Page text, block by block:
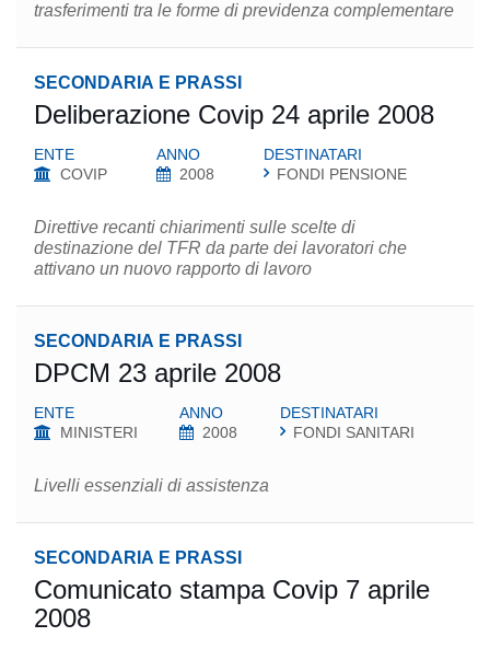
trasferimenti tra le forme di previdenza complementare
SECONDARIA E PRASSI
Deliberazione Covip 24 aprile 2008
ENTE
COVIP
ANNO
2008
DESTINATARI
FONDI PENSIONE
Direttive recanti chiarimenti sulle scelte di
destinazione del TFR da parte dei lavoratori che
attivano un nuovo rapporto di lavoro
SECONDARIA E PRASSI
DPCM 23 aprile 2008
ENTE
MINISTERI
ANNO
2008
DESTINATARI
FONDI SANITARI
Livelli essenziali di assistenza
SECONDARIA E PRASSI
Comunicato stampa Covip 7 aprile
2008